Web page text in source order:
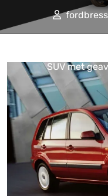
SUV met